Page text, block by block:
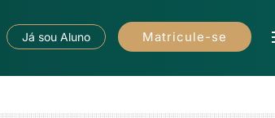
Já sou Aluno Matricule-se